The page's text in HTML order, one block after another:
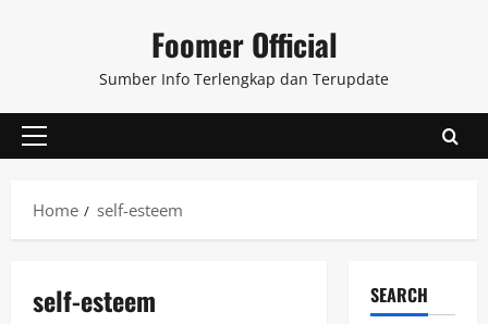
Foomer Official
Sumber Info Terlengkap dan Terupdate
Primary
Home
self-esteem
self-esteem SEARCH